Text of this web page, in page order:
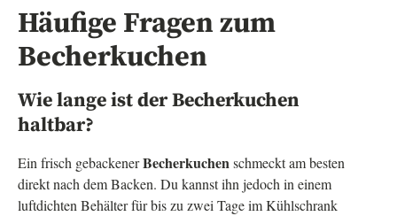
Häufige Fragen zum
Becherkuchen
Wie lange ist der Becherkuchen
haltbar?
Ein frisch gebackenerBecherkuchenschmeckt am besten
direkt nach dem Backen. Du kannst ihn jedoch in einem
luftdichten Behälter für bis zu zwei Tage im Kühlschrank